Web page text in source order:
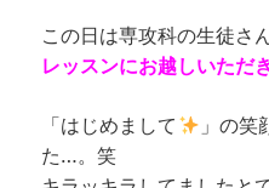
この日は専攻科の生徒さ
レッスンにお越しいただ
「はじめまして
」の笑
た…。笑